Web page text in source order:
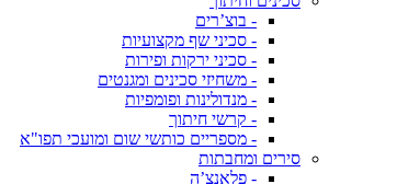
- בוצ’רים
- סכיני שף מקצועיות
- סכיני ירקות ופירות
- משחיזי סכינים ומגנטים
- מנדולינות ופומפיות
- קרשי חיתוך
- מספריים כותשי שום ומועכי תפו"א
סירים ומחבתות
- פלאנצ’ה